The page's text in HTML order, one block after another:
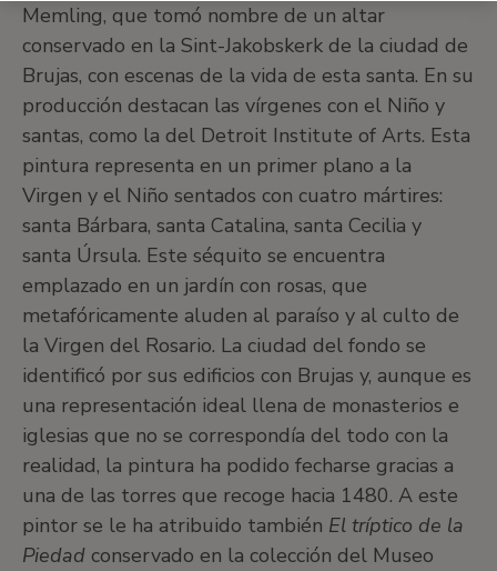
Memling, que tomó nombre de un altar
conservado en la Sint-Jakobskerk de la ciudad de
Brujas, con escenas de la vida de esta santa. En su
producción destacan las vírgenes con el Niño y
santas, como la del Detroit Institute of Arts. Esta
pintura representa en un primer plano a la
Virgen y el Niño sentados con cuatro mártires:
santa Bárbara, santa Catalina, santa Cecilia y
santa Úrsula. Este séquito se encuentra
emplazado en un jardín con rosas, que
metafóricamente aluden al paraíso y al culto de
la Virgen del Rosario. La ciudad del fondo se
identificó por sus edificios con Brujas y, aunque es
una representación ideal llena de monasterios e
iglesias que no se correspondía del todo con la
realidad, la pintura ha podido fecharse gracias a
una de las torres que recoge hacia 1480. A este
pintor se le ha atribuido también El tríptico de la
Piedad conservado en la colección del Museo